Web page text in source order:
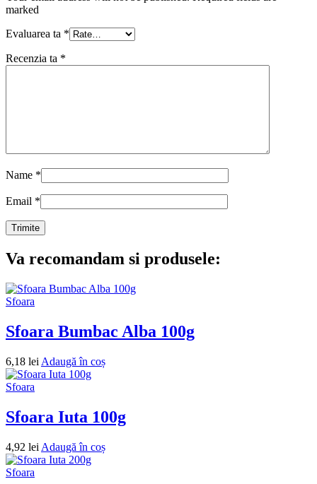
marked
Evaluarea ta *
Recenzia ta *
Name *
Email *
Va recomandam si produsele:
Sfoara
Sfoara Bumbac Alba 100g
6,18 lei Adaugă în coș
Sfoara
Sfoara Iuta 100g
4,92 lei Adaugă în coș
Sfoara